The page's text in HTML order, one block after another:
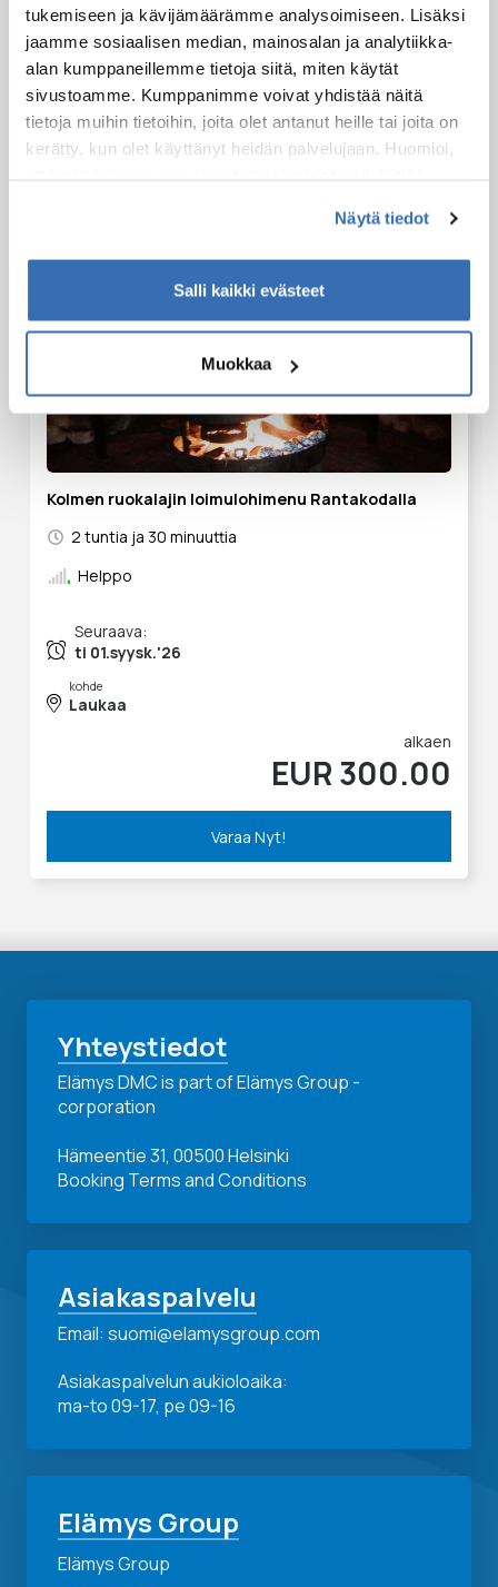
tukemiseen ja kävijämäärämme analysoimiseen. Lisäksi
jaamme sosiaalisen median, mainosalan ja analytiikka-
alan kumppaneillemme tietoja siitä, miten käytät
sivustoamme. Kumppanimme voivat yhdistää näitä
tietoja muihin tietoihin, joita olet antanut heille tai joita on
kerätty, kun olet käyttänyt heidän palvelujaan. Huomioi,
Näytä tiedot
Salli kaikki evästeet
Muokkaa
Jyväskylä Laajavuori Scandic Hotel
Original Sokos Hotel Alexandra
Scandic Jyvaskyla City
Scandic Jyvaskyla Station
Scandic Laajavuori
Kolmen ruokalajin loimulohimenu Rantakodalla
2 tuntia ja 30 minuuttia
Helppo
Seuraava:
ti 01.syysk.'26
kohde
Laukaa
alkaen
EUR 300.00
Varaa Nyt!
Yhteystiedot
Elämys DMC is part of Elämys Group -
corporation
Hämeentie 31, 00500 Helsinki
Booking Terms and Conditions
Asiakaspalvelu
Email: suomi@elamysgroup.com
Asiakaspalvelun aukioloaika:
ma-to 09-17, pe 09-16
Elämys Group
Elämys Group